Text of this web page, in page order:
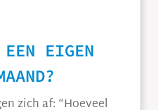
EEN EIGEN
zich af: “Hoeveel